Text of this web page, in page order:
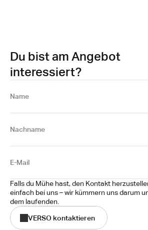
Du bist am Angebot
interessiert?
Name
Nachname
E-Mail
Falls du Mühe hast, den Kontakt
einfach bei uns – wir kümmern uns darum
dem laufenden.
VERSO kontaktieren